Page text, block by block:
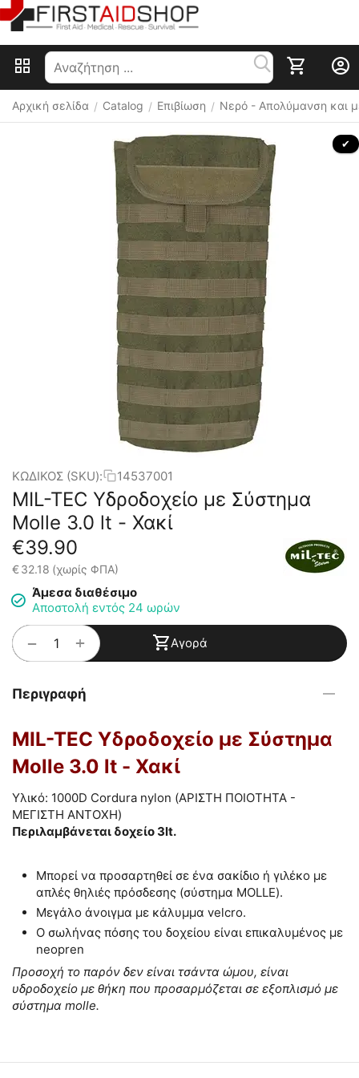
Αρχική σελίδα / Catalog / Επιβίωση / Nερό - Απολύμανση και
✔
ΚΩΔΙΚΟΣ (SKU): 14537001
MIL-TEC Υδροδοχείο με Σύστημα
Molle 3.0 lt - Χακί
€39.90
€32.18 (χωρίς ΦΠΑ)
Άμεσα διαθέσιμο
Αποστολή εντός 24 ωρών
+
− Αγορά
Περιγραφή
MIL-TEC Υδροδοχείο με Σύστημα
Molle 3.0 lt - Χακί
Υλικό: 1000D Cordura nylon (ΑΡΙΣΤΗ ΠΟΙΟΤΗΤΑ -
ΜΕΓΙΣΤΗ ΑΝΤΟΧΗ)
Περιλαμβάνεται δοχείο 3lt.
Μπορεί να προσαρτηθεί σε ένα σακίδιο ή γιλέκο με
απλές θηλιές πρόσδεσης (σύστημα MOLLE).
Μεγάλο άνοιγμα με κάλυμμα velcro.
Ο σωλήνας πόσης του δοχείου είναι επικαλυμένος με
neopren
Προσοχή το παρόν δεν είναι τσάντα ώμου, είναι
υδροδοχείο με θήκη που προσαρμόζεται σε εξοπλισμό με
σύστημα molle.